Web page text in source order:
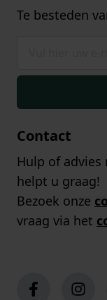
Te besteden
Contact
Hulp of advies
helpt u graag!
Bezoek onze
vraag via het